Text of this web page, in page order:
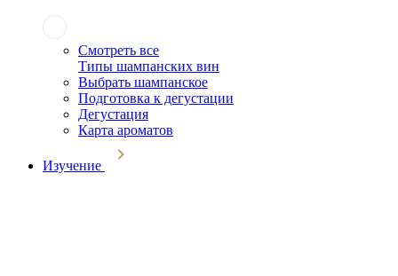
Смотреть все
Типы шампанских вин
Выбрать шампанское
Подготовка к дегустации
Дегустация
Карта ароматов
Изучение